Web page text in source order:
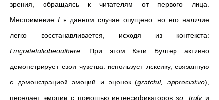
зрения, обращаясь к читателям от первого лица.
Местоимение I в данном случае опущено, но его наличие
легко восстанавливается, исходя из контекста:
I’mgratefultobeouthere . При этом Кэти Бултер активно
демонстрирует свои чувства: использует лексику, связанную
с демонстрацией эмоций и оценок (grateful,appreciative),
передает эмоции с помощью интенсификаторовso ,trulyи